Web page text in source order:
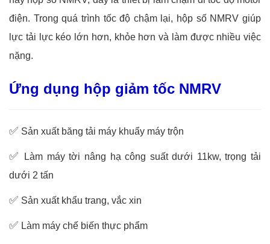
điện. Trong quá trình tốc độ chậm lại, hộp số NMRV giúp
lực tải lực kéo lớn hơn, khỏe hơn và làm được nhiều việc
nặng.
Ứng dụng hộp giảm tốc NMRV
✅ Sản xuất băng tải máy khuẩy máy trộn
✅
Làm máy tời nâng hạ công suất dưới 11kw, trọng tải
dưới 2 tấn
✅ Sản xuất khẩu trang, vắc xin
✅ Làm máy chế biến thực phẩm